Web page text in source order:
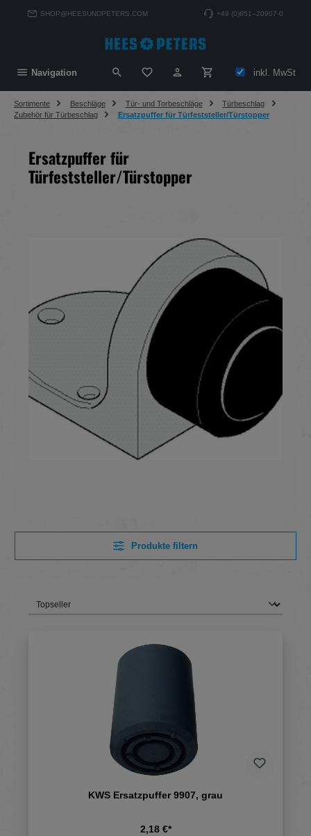
springenSHOP@HEESUNDPETERS.COM +49 (0)651–20907-0
Navigation Du hast 0 Produkte auf deminkl. MwSt
Sortimente Beschläge Tür- und Torbeschläge
Türbeschlag
Zubehör für Türbeschlag
Ersatzpuffer für Türfeststeller/Türstopper
Ersatzpuffer für
Türfeststeller/Türstopper
Produkte filtern
KWS Ersatzpuffer 9907, grau
2,18 €*